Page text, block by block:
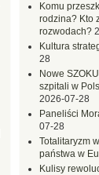
Komu
rodzina? Kto
rozwodach?
Kultura
28
Nowe
szpitali w
2026-07-28
Paneliści
07-28
Totalitaryzm
państwa w
Kulisy